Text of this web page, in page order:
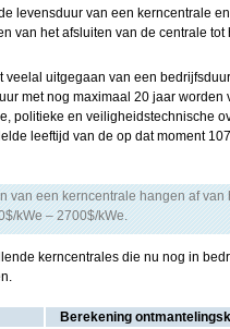
levensduur van een kerncentrale
van het afsluiten van de centrale
veelal uitgegaan van een
met nog maximaal 20 jaar worden
politieke en veiligheidstechnische
leeftijd van de op dat moment
van een kerncentrale hangen af van
kWe – 2700$/kWe.
kerncentrales die nu nog in
Berekening